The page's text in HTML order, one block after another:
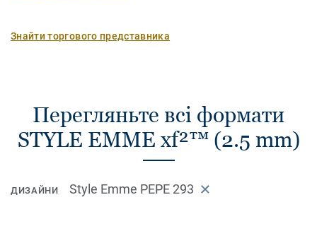
Знайти торгового представника
Перегляньте всі формати
STYLE EMME xf²™ (2.5 mm)
ДИЗАЙНИ Style Emme PEPE 293